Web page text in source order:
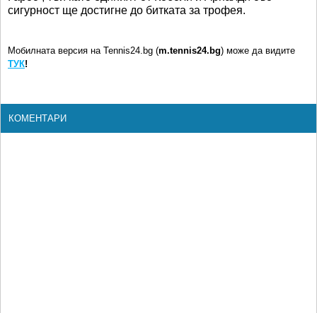
сигурност ще достигне до битката за трофея.
Мобилната версия на Tennis24.bg (m.tennis24.bg) може да видите
ТУК!
КОМЕНТАРИ